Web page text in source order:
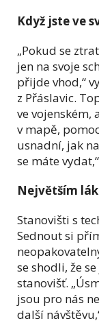
Když jste ve
„Pokud se
jen na svoje
přijde vhod,“
z Přáslavic.
ve vojenském,
v mapě,
usnadní, jak
se máte
Největším
Stanovišti s
Sednout si
se shodli, že
stanovišť.
jsou pro nás
další